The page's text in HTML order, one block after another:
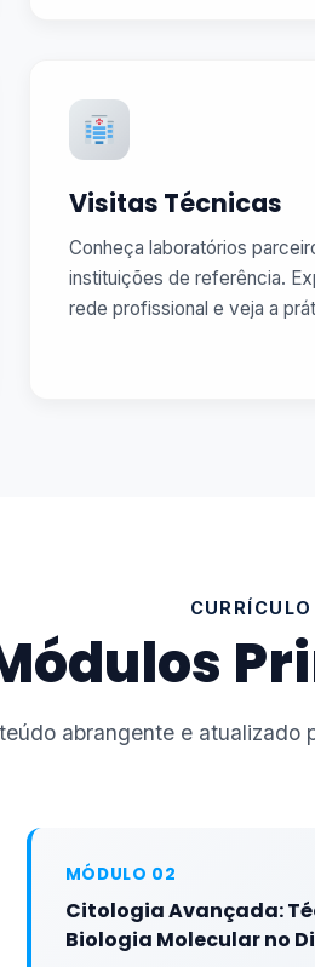
Visitas Técnicas
Conheça laboratórios
instituições de referência.
rede profissional e veja a
CURRÍCULO
abrangente e atualizado
MÓDULO 02
Citologia Avançada:
Biologia Molecular no